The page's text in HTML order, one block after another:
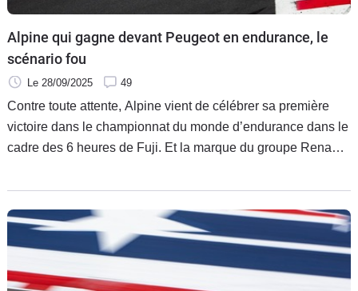
Alpine qui gagne devant Peugeot en endurance, le
scénario fou
Le 28/09/2025 49
Contre toute attente, Alpine vient de célébrer sa première
victoire dans le championnat du monde d’endurance dans le
cadre des 6 heures de Fuji. Et la marque du groupe Renault
dans la discipline !